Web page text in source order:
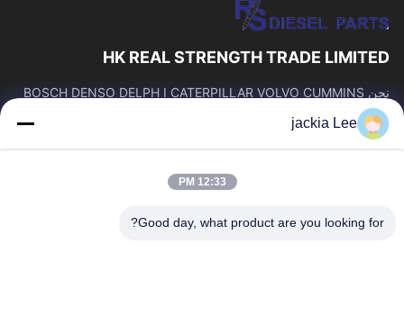
HK REAL STRENGTH TRADE LIMITED
نحن BOSCH DENSO DELPH I CATERPILLAR VOLVO CUMMINS
9523.
روابط سريعة
المنتجات
حولنا
جولة في المصنع
jackia Lee
12:33 PM
Good day, what product are you looking for?